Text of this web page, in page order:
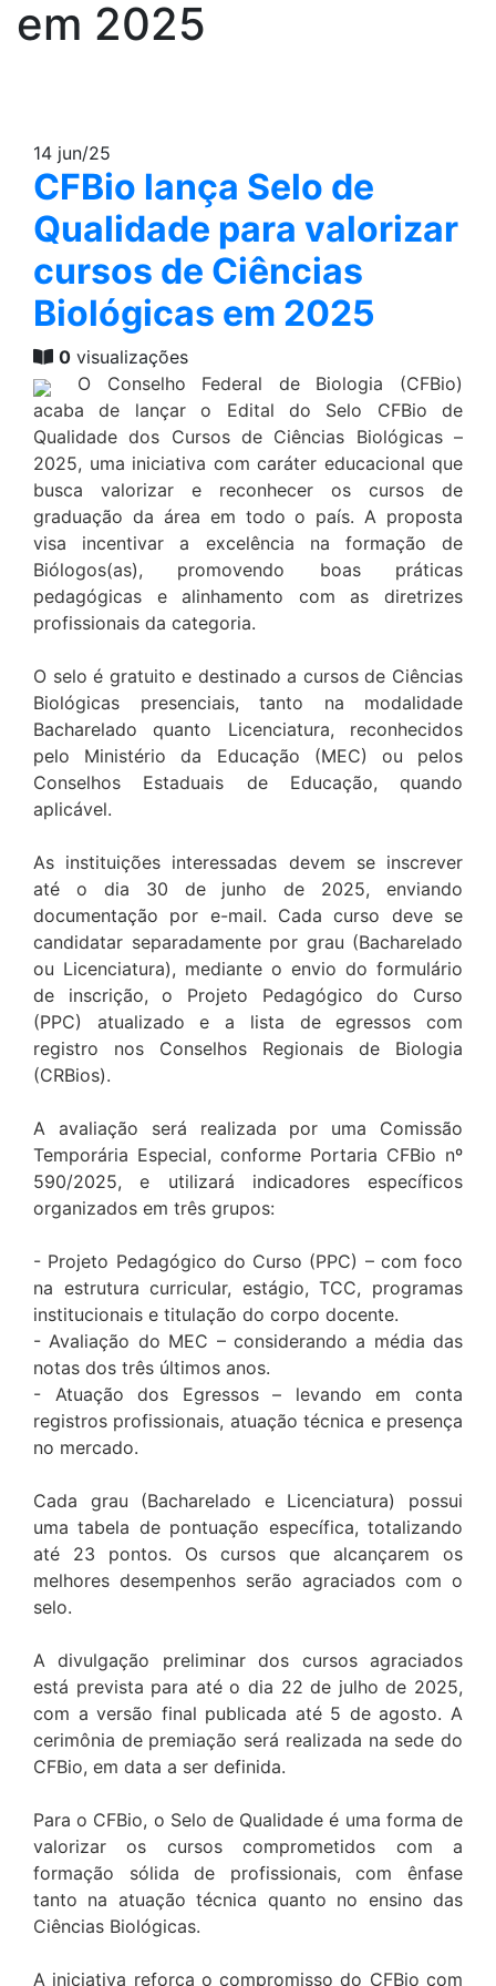
em 2025
14 jun/25
CFBio lança Selo de
Qualidade para valorizar
cursos de Ciências
Biológicas em 2025
0 visualizações
O Conselho Federal de Biologia (CFBio)
acaba de lançar o Edital do Selo CFBio de
Qualidade dos Cursos de Ciências Biológicas –
2025, uma iniciativa com caráter educacional que
busca valorizar e reconhecer os cursos de
graduação da área em todo o país. A proposta
visa incentivar a excelência na formação de
Biólogos(as), promovendo boas práticas
pedagógicas e alinhamento com as diretrizes
profissionais da categoria.
O selo é gratuito e destinado a cursos de Ciências
Biológicas presenciais, tanto na modalidade
Bacharelado quanto Licenciatura, reconhecidos
pelo Ministério da Educação (MEC) ou pelos
Conselhos Estaduais de Educação, quando
aplicável.
As instituições interessadas devem se inscrever
até o dia 30 de junho de 2025, enviando
documentação por e-mail. Cada curso deve se
candidatar separadamente por grau (Bacharelado
ou Licenciatura), mediante o envio do formulário
de inscrição, o Projeto Pedagógico do Curso
(PPC) atualizado e a lista de egressos com
registro nos Conselhos Regionais de Biologia
(CRBios).
A avaliação será realizada por uma Comissão
Temporária Especial, conforme Portaria CFBio nº
590/2025, e utilizará indicadores específicos
organizados em três grupos:
- Projeto Pedagógico do Curso (PPC) – com foco
na estrutura curricular, estágio, TCC, programas
institucionais e titulação do corpo docente.
- Avaliação do MEC – considerando a média das
notas dos três últimos anos.
- Atuação dos Egressos – levando em conta
registros profissionais, atuação técnica e presença
no mercado.
Cada grau (Bacharelado e Licenciatura) possui
uma tabela de pontuação específica, totalizando
até 23 pontos. Os cursos que alcançarem os
melhores desempenhos serão agraciados com o
selo.
A divulgação preliminar dos cursos agraciados
está prevista para até o dia 22 de julho de 2025,
com a versão final publicada até 5 de agosto. A
cerimônia de premiação será realizada na sede do
CFBio, em data a ser definida.
Para o CFBio, o Selo de Qualidade é uma forma de
valorizar os cursos comprometidos com a
formação sólida de profissionais, com ênfase
tanto na atuação técnica quanto no ensino das
Ciências Biológicas.
A iniciativa reforça o compromisso do CFBio com